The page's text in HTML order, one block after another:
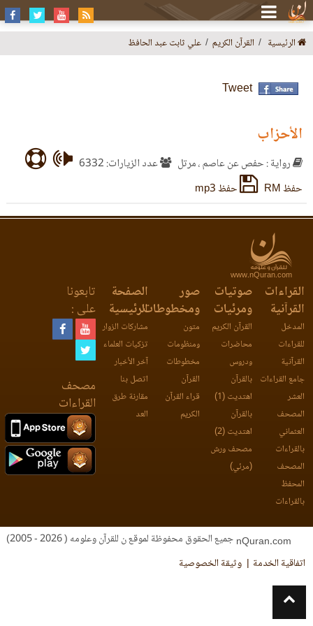
الرئيسية القرآن الكريم علي ثابت عبد الحافظ
Tweet
الأحزاب
رواية : حفص عن عاصم ، مرتل
عدد الزيارات: 6332
حفظ RM
حفظ mp3
www.nQuran.com
القراءات
القرآنية
المدخل
للقراءات
القرآنية
جامع القراءات
العشر
المصحف
العثماني
بالقراءات
المصحف
المحفظ
بالقراءات
صوتيات
ومرئيات
القرآن الكريم
محاضرات
ودروس
بالقرآن
اهتديت (1)
بالقرآن
اهتديت (2)
مصحف ورش
(مرئي)
صور
ومخطوطات
متون
ومنظومات
مخطوطات
القرآن
قراء القرآن
الكريم
الصفحة
الرئيسية
مشاركات الزوار
تزكيات العلماء
آخر الأخبار
اتصل بنا
مقارنة طرق
العد
تابعونا
على :
مصحف
القراءات
جميع الحقوق محفوظة لموقع ن للقرآن وعلومه ( 2026 - 2005)
اتفاقية الخدمة
وثيقة الخصوصية